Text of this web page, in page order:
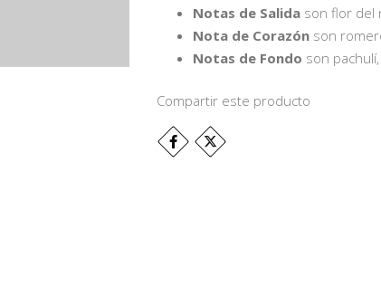
Notas de Salida son flor del
Nota de Corazón son
Notas de Fondo son
Compartir este producto